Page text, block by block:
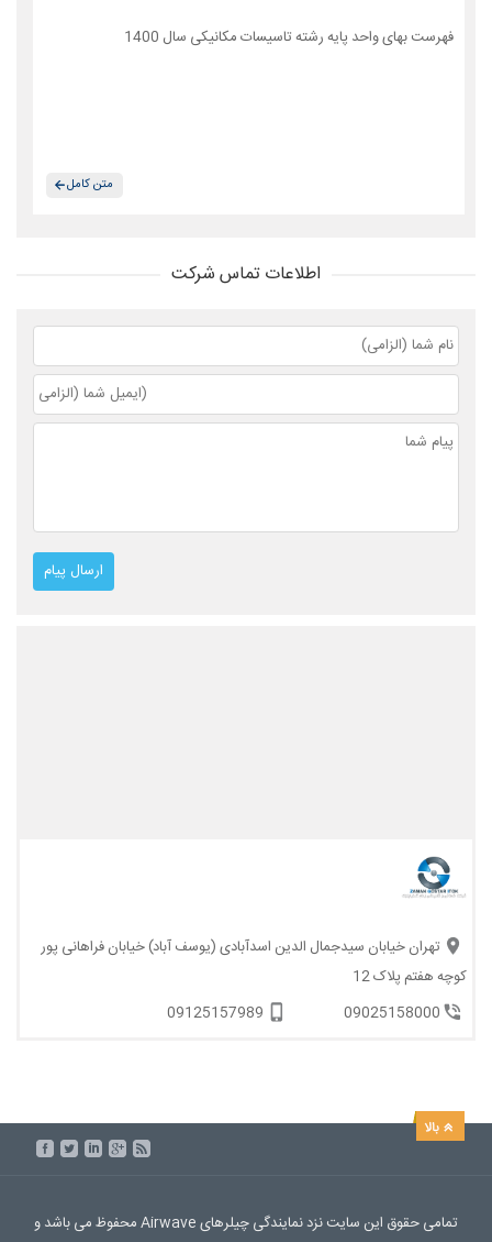
فهرست بهای واحد پایه رشته تاسیسات مکانیکی سال 1400
متن کامل
اطلاعات تماس شرکت
تهران خیابان سیدجمال الدین اسدآبادی (یوسف آباد) خیابان فراهانی پور
کوچه هفتم پلاک 12
09025158000
09125157989
تمامی حقوق این سایت نزد نمایندگی چیلرهای Airwave محفوظ می باشد و